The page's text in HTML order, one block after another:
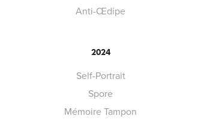
Anti-Œdipe
2024
Self-Portrait
Spore
Mémoire Tampon